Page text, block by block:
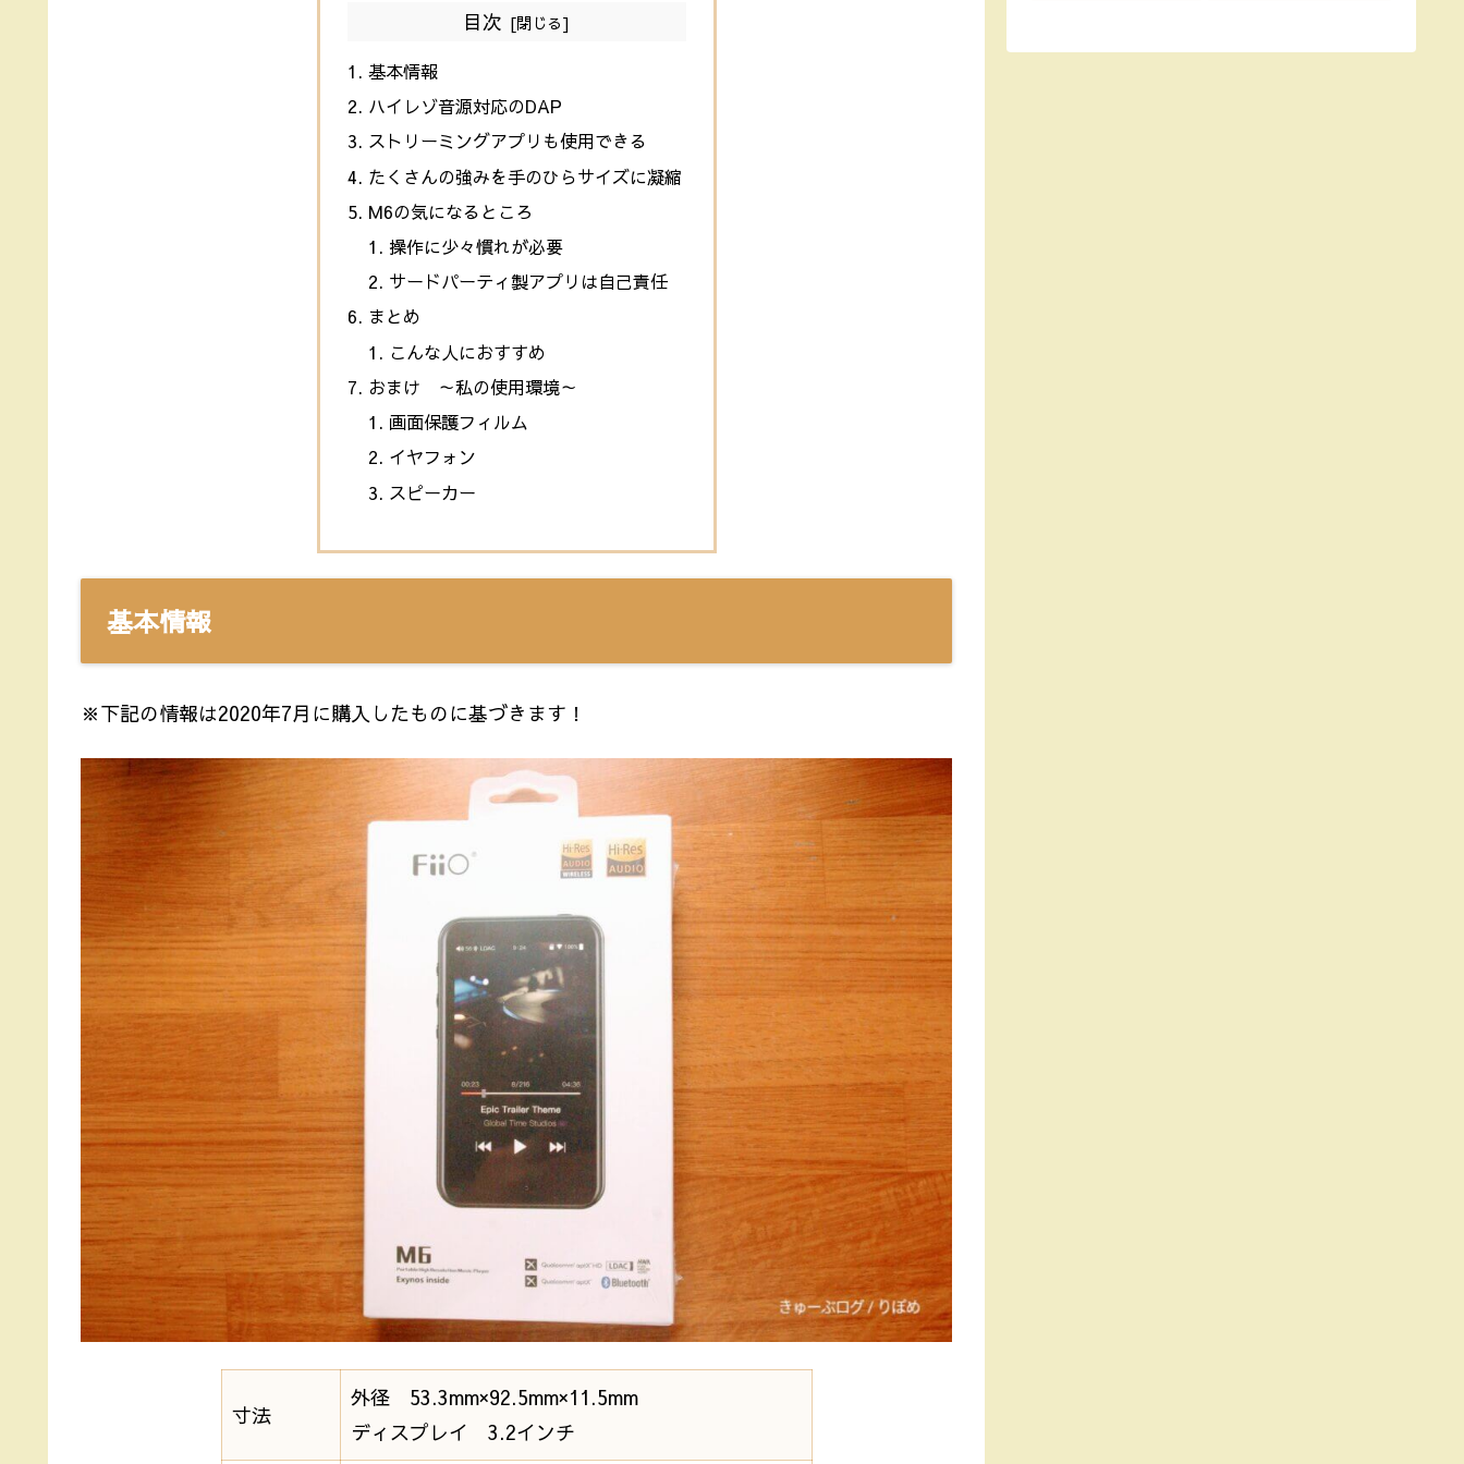
目次
基本情報
ハイレゾ音源対応のDAP
ストリーミングアプリも使用できる
たくさんの強みを手のひらサイズに凝縮
M6の気になるところ
操作に少々慣れが必要
サードパーティ製アプリは自己責任
まとめ
こんな人におすすめ
おまけ ～私の使用環境～
画面保護フィルム
イヤフォン
スピーカー
基本情報
※下記の情報は2020年7月に購入したものに基づきます！
寸法
外径 53.3mm×92.5mm×11.5mm
ディスプレイ 3.2インチ